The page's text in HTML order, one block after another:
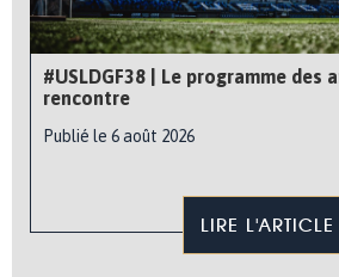
#USLDGF38 | Le programme des
rencontre
Publié le 6 août 2026
LIRE L'ARTICLE